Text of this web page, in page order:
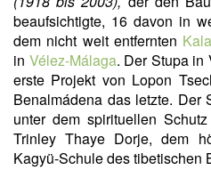
beaufsichtigte, 16 davon in
dem nicht weit entfernten
in Vélez-Málaga. Der Stupa in
erste Projekt von Lopon
Benalmádena das letzte. Der
unter dem spirituellen
Trinley Thaye Dorje, dem
Kagyü-Schule des tibetischen